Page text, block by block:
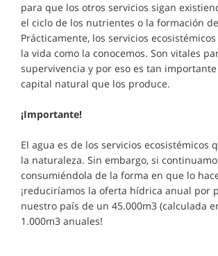
para que los otros servicios sigan
el ciclo de los nutrientes o la formación
Prácticamente, los servicios
la vida como la conocemos. Son vitales
supervivencia y por eso es tan
capital natural que los produce.
¡Importante!
El agua es de los servicios ecosistémicos
la naturaleza. Sin embargo, si
consumiéndola de la forma en que lo
¡reduciríamos la oferta hídrica anual por
nuestro país de un 45.000m3 (calculada
1.000m3 anuales!